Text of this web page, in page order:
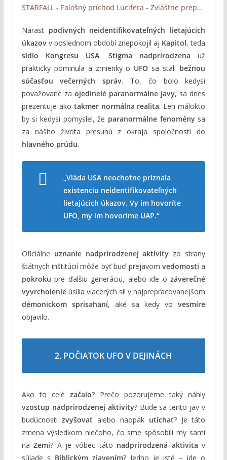
STARFALL - Falošný príchod Lucifera - Zvláštne prepojenie medzi kresťanstvom a UFOm (titulky)
Nárast podivných neidentifikovateľných lietajúcich
úkazovv poslednom období znepokojil aj Kapitol, teda
sídlo Kongresu USA. Stigma nadprirodzena už
prakticky pominula a zmienky o UFO sa stali bežnou
súčasťou večerných správ. To, čo bolo kedysi
považované za ojedinelé paranormálne javy, sa dnes
prezentuje ako takmer normálna realita. Len málokto
by si kedysi pomyslel, že paranormálne fenoménysa
za nášho života presunú z okraja spoločnosti do
hlavného prúdu.
„Vláda USA neochotne priznala
existenciu neidentifikovateľných
lietajúcich úkazov. Vy im hovoríte
UFO, my im hovoríme UAP.“
Oficiálne uznanie nadprirodzenej aktivity zo strany
štátnych inštitúcií môže byť buď prejavom vedomosti a
pokroku pre ďalšiu generáciu, alebo ide ozáverečné
vyvrcholenieúsilia viacerých síl v najprepracovanejšom
démonickom sprisahaní, aké sa kedy vovesmíre
objavilo.
2. POČIATOK UFO V DEJINÁCH
Ako to celé začalo? Prečo pozorujeme taký náhly
vzostup nadprirodzenej aktivity? Bude sa tento jav v
budúcnostizvyšovať alebo naopak utíchať? Je táto
zmena výsledkom niečoho, čo sme spôsobili my sami
naZemi? A je vôbec táto nadprirodzená aktivita v
súlade s Biblickým zjavením? Jedno je isté – ide o